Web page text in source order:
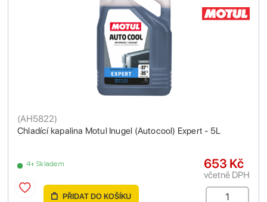
Chladící kapalina Motul Inugel (Autocool) Expert - 5L
(AH5822)
4+ Skladem 653 Kč
včetně DPH
PŘIDAT DO KOŠÍKU